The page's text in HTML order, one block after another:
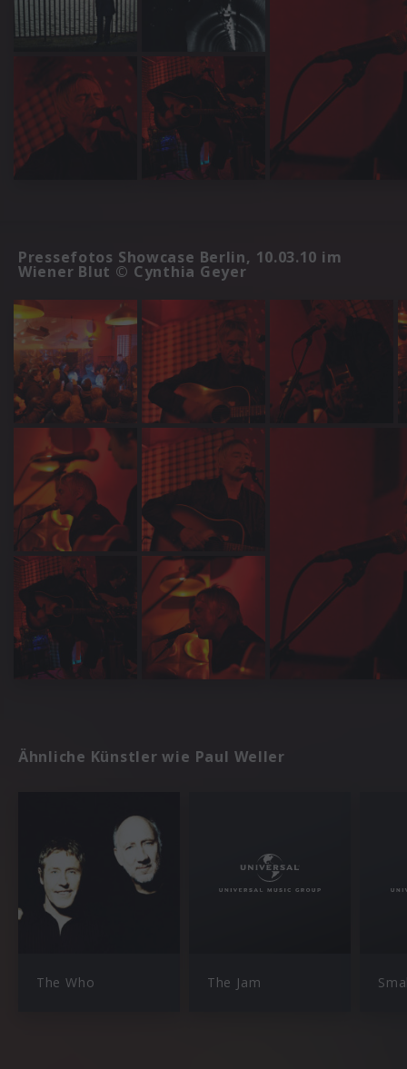
Pressefotos Showcase Berlin, 10.03.10 im
Wiener Blut © Cynthia Geyer
Ähnliche Künstler wie Paul Weller
The Who The Jam